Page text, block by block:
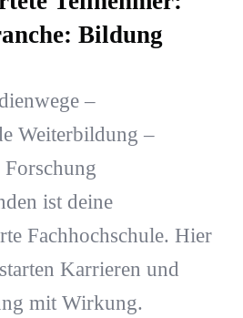
Bildung
–
Weiterbildung –
ist deine
Fachhochschule. Hier
Karrieren und
mit Wirkung.